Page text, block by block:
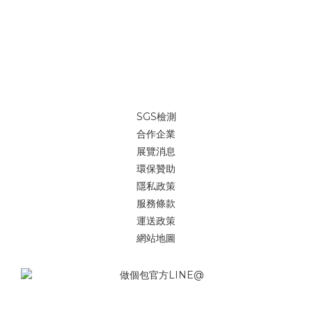
SGS檢測
合作企業
展覽消息
環保贊助
隱私政策
服務條款
運送政策
網站地圖